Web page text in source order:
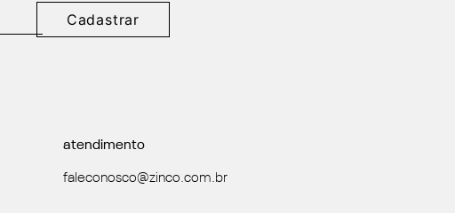
Cadastrar
atendimento
faleconosco@zinco.com.br